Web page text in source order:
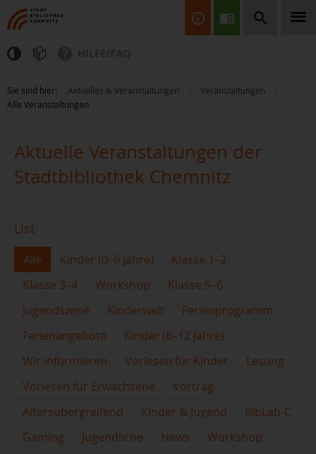
Finden Sie Informationen, Bücher, CDs & DVDs, Spiele, BluRays,
Zeitschriften und vieles mehr...
Sie sind hier: Aktuelles & Veranstaltungen
Veranstaltungen
Alle Veranstaltungen
Aktuelle Veranstaltungen der
Stadtbibliothek Chemnitz
List
Alle Kinder (0–6 Jahre)
Klasse 1–2
Klasse 3–4
Workshop
Klasse 5–6
Jugendszene
Kinderwelt
Ferienprogramm
Ferienangebote
Kinder (6–12 Jahre)
Wir informieren
Vorlesen für Kinder
Lesung
Vorlesen für Erwachsene
Vortrag
Altersübergreifend
Kinder & Jugend
BibLab-C
Gaming
Jugendliche News
Workshop